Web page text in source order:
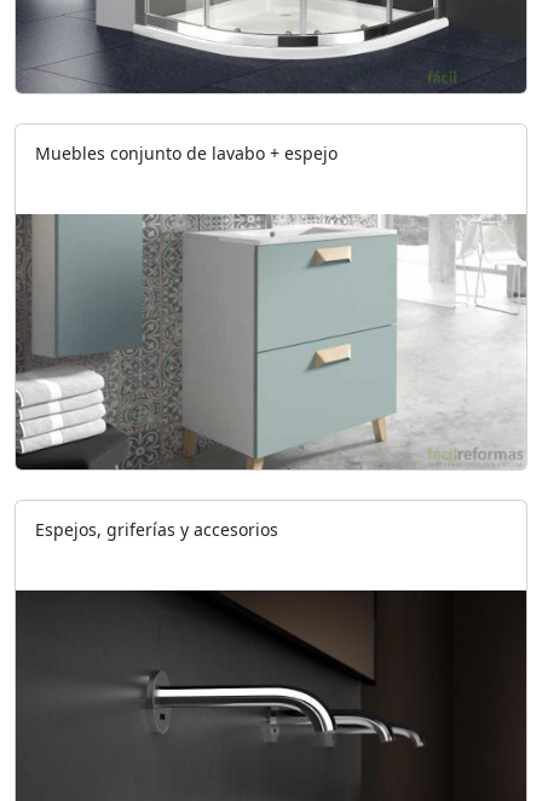
Muebles conjunto de lavabo + espejo
Espejos, griferías y accesorios